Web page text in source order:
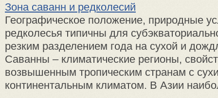
Зона саванн и редколесий
Географическое положение, природные
редколесья типичны для
резким разделением года на сухой и
Саванны – климатические регионы,
возвышенным тропическим странам с
континентальным климатом. В Азии